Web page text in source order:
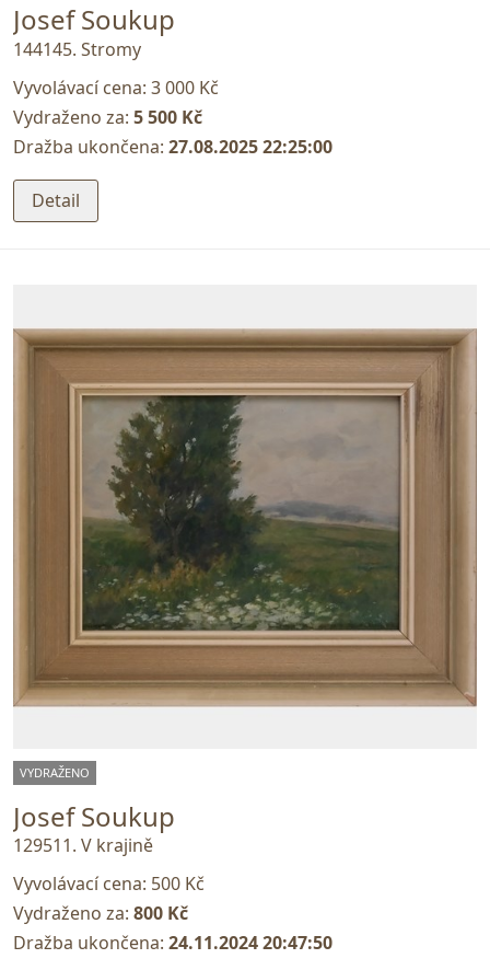
Josef Soukup
144145. Stromy
Vyvolávací cena: 3 000 Kč
Vydraženo za: 5 500 Kč
Dražba ukončena: 27.08.2025 22:25:00
Detail
VYDRAŽENO
Josef Soukup
129511. V krajině
Vyvolávací cena: 500 Kč
Vydraženo za: 800 Kč
Dražba ukončena: 24.11.2024 20:47:50